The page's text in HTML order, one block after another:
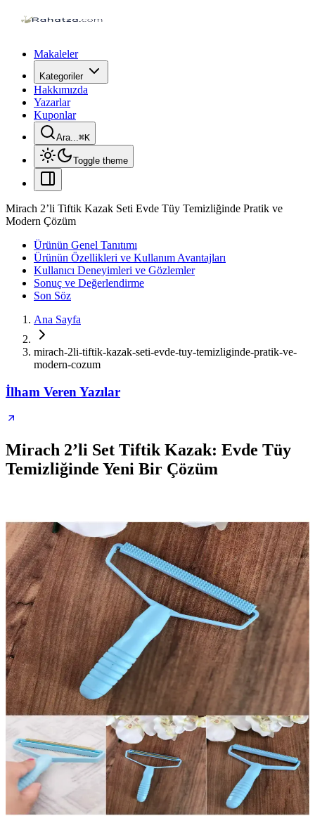
Makaleler
Kategoriler
Hakkımızda
Yazarlar
Kuponlar
Ara...⌘K
Toggle theme
Mirach 2’li Tiftik Kazak Seti Evde Tüy Temizliğinde Pratik ve
Modern Çözüm
Ürünün Genel Tanıtımı
Ürünün Özellikleri ve Kullanım Avantajları
Kullanıcı Deneyimleri ve Gözlemler
Sonuç ve Değerlendirme
Son Söz
Ana Sayfa
mirach-2li-tiftik-kazak-seti-evde-tuy-temizliginde-pratik-ve-
modern-cozum
İlham Veren Yazılar
Mirach 2’li Set Tiftik Kazak: Evde Tüy
Temizliğinde Yeni Bir Çözüm